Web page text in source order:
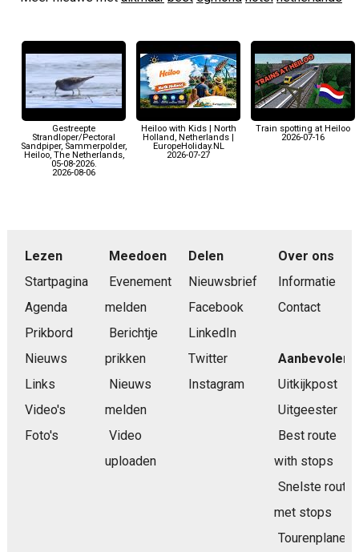
Gestreepte
Strandloper/Pectoral
Sandpiper, Sammerpolder,
Heiloo, The Netherlands,
05-08-2026.
2026-08-06
Heiloo with Kids | North
Holland, Netherlands |
EuropeHoliday.NL
2026-07-27
Train spotting at Heiloo
2026-07-16
Lezen
Startpagina
Agenda
Prikbord
Nieuws
Links
Video's
Foto's
Meedoen
Evenement
melden
Berichtje
prikken
Nieuws
melden
Video
uploaden
Delen
Nieuwsbrief
Facebook
LinkedIn
Twitter
Instagram
Over ons
Informatie
Contact
Aanbevolen
Uitkijkpost
Uitgeester
Best route
with stops
Snelste route
met stops
Tourenplaner